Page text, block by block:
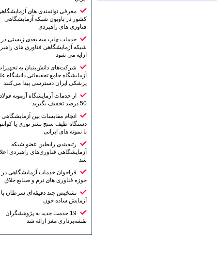
معرفی توانمندی های آزمایشگاهی
کشور در پاویون شبکه آزمایشگاهی
فناوری های راهبردی
خدمات چاپ سه بعدی زیستی در
شبکه آزمایشگاهی فناوری های راهبردی
شرکت‌های دانش‌بنیان به تجهیزات
آزمایشگاه جامع تحقیقاتی دانشگاه علوم
پزشکی ایران دسترسی پیدا می‌کنند
از خدمات آزمایشگاه آزمونه فولاد تا
انجام مقایسات بین آزمایشگاهی
دستگاه طیف سنج نشر نوری یا کوانتومتر
با نمونه های ایرانی
رتبه‌بندی رابطین عضو شبکه
آزمایشگاهی فناوری‌های راهبردی اعلام
فراخوان خدمات آزمایشگاهی در
حوزه فناوری های نرم و صنایع خلاق
تشخیص چند دقیقه‌ای سرطان با یک
آزمایش ساده خون
19 خدمت جدید به پژوهشگران
نقشه‌برداری مغز ارائه شد